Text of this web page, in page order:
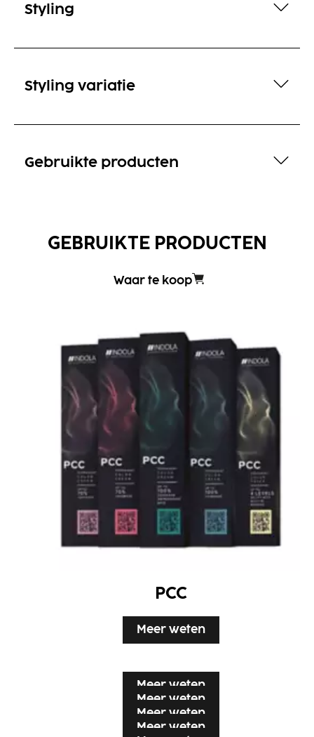
Styling
Styling variatie
Gebruikte producten
GEBRUIKTE PRODUCTEN
Waar te koop
PCC
Meer weten
Meer weten
Meer weten
Meer weten
Meer weten